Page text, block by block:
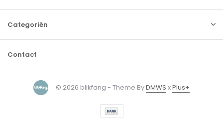
Categoriën
Contact
© 2026 blikfang - Theme ByDMWS xPlus+